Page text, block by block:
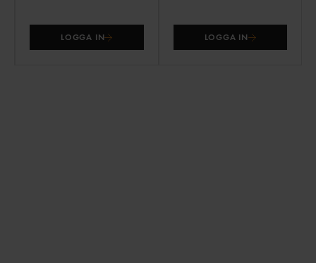
LOGGA IN LOGGA IN